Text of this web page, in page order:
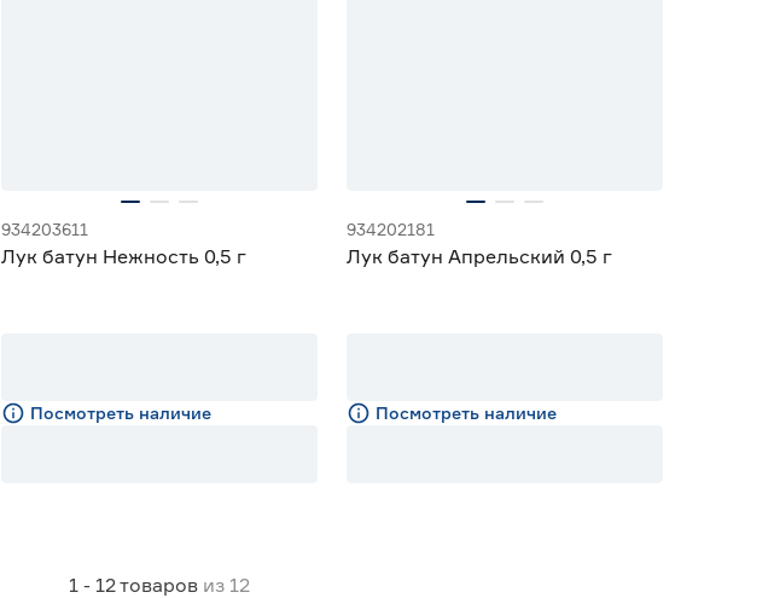
934203611
Лук батун Нежность 0,5 г
Посмотреть наличие
934202181
Лук батун Апрельский 0,5 г
Посмотреть наличие
1 - 12товаров из 12